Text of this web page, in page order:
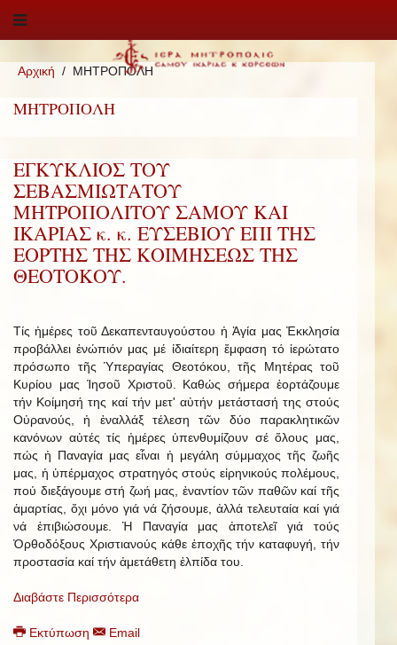
Αρχική ΜΗΤΡΟΠΟΛΗ
ΜΗΤΡΟΠΟΛΗ
ΕΓΚΥΚΛΙΟΣ ΤΟΥ
ΣΕΒΑΣΜΙΩΤΑΤΟΥ
ΜΗΤΡΟΠΟΛΙΤΟΥ ΣΑΜΟΥ ΚΑΙ
ΙΚΑΡΙΑΣ κ. κ. ΕΥΣΕΒΙΟΥ ΕΠΙ ΤΗΣ
ΕΟΡΤΗΣ ΤΗΣ ΚΟΙΜΗΣΕΩΣ ΤΗΣ
ΘΕΟΤΟΚΟΥ.
Τίς ἡμέρες τοῦ Δεκαπενταυγούστου ἡ Ἁγία μας Ἐκκλησία
προβάλλει ἐνώπιόν μας μέ ἰδιαίτερη ἔμφαση τό ἱερώτατο
πρόσωπο τῆς Ὑπεραγίας Θεοτόκου, τῆς Μητέρας τοῦ
Κυρίου μας Ἰησοῦ Χριστοῦ. Καθώς σήμερα ἑορτάζουμε
τήν Κοίμησή της καί τήν μετ' αὐτήν μετάστασή της στούς
Οὐρανούς, ἡ ἐναλλάξ τέλεση τῶν δύο παρακλητικῶν
κανόνων αὐτές τίς ἡμέρες ὑπενθυμίζουν σέ ὅλους μας,
πώς ἡ Παναγία μας εἶναι ἡ μεγάλη σύμμαχος τῆς ζωῆς
μας, ἡ ὑπέρμαχος στρατηγός στούς εἰρηνικούς πολέμους,
πού διεξάγουμε στή ζωή μας, ἐναντίον τῶν παθῶν καί τῆς
ἁμαρτίας, ὄχι μόνο γιά νά ζήσουμε, ἀλλά τελευταία καί γιά
νά ἐπιβιώσουμε. Ἡ Παναγία μας ἀποτελεῖ γιά τούς
Ὀρθοδόξους Χριστιανούς κάθε ἐποχῆς τήν καταφυγή, τήν
προστασία καί τήν ἀμετάθετη ἐλπίδα του.
Διαβάστε Περισσότερα
Εκτύπωση Email